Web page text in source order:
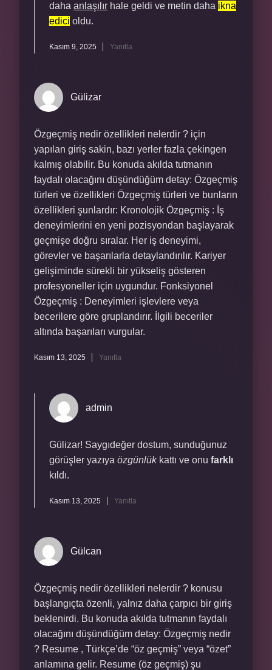
daha anlaşılır hale geldi ve metin daha ikna
edici oldu.
Kasım 9, 2025 Yanıtla
Gülizar
Özgeçmiş nedir özellikleri nelerdir ? için
yapılan giriş sakin, bazı yerler fazla çekingen
kalmış olabilir. Bu konuda akılda tutmanın
faydalı olacağını düşündüğüm detay: Özgeçmiş
türleri ve özellikleri Özgeçmiş türleri ve bunların
özellikleri şunlardır: Kronolojik Özgeçmiş : İş
deneyimlerini en yeni pozisyondan başlayarak
geçmişe doğru sıralar. Her iş deneyimi,
görevler ve başarılarla detaylandırılır. Kariyer
gelişiminde sürekli bir yükseliş gösteren
profesyoneller için uygundur. Fonksiyonel
Özgeçmiş : Deneyimleri işlevlere veya
becerilere göre gruplandırır. İlgili beceriler
altında başarıları vurgular.
Kasım 13, 2025 Yanıtla
admin
Gülizar! Saygıdeğer dostum, sunduğunuz
görüşler yazıya özgünlükkattı ve onu farklı
kıldı.
Kasım 13, 2025 Yanıtla
Gülcan
Özgeçmiş nedir özellikleri nelerdir ? konusu
başlangıçta özenli, yalnız daha çarpıcı bir giriş
beklenirdi. Bu konuda akılda tutmanın faydalı
olacağını düşündüğüm detay: Özgeçmiş nedir
? Resume , Türkçe’de “öz geçmiş” veya “özet”
anlamına gelir. Resume (öz geçmiş) şu